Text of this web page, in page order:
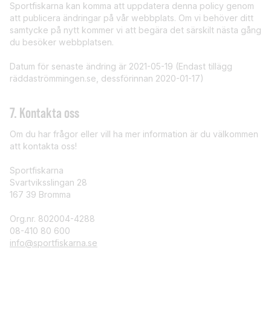
Sportfiskarna kan komma att uppdatera denna policy genom
att publicera ändringar på vår webbplats. Om vi behöver ditt
samtycke på nytt kommer vi att begära det särskilt nästa gång
du besöker webbplatsen.
Datum för senaste ändring är 2021-05-19 (Endast tillägg
räddaströmmingen.se, dessförinnan 2020-01-17)
7. Kontakta oss
Om du har frågor eller vill ha mer information är du välkommen
att kontakta oss!
Sportfiskarna
Svartviksslingan 28
167 39 Bromma
Org.nr. 802004-4288
08-410 80 600
info@sportfiskarna.se